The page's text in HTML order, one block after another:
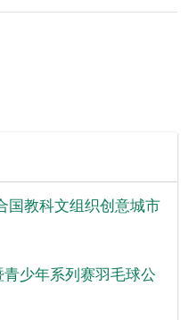
国教科文组织创意城市
少年系列赛羽毛球公